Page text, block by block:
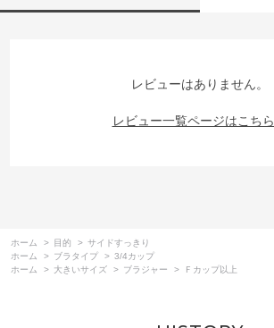
レビューはありません。
レビュー一覧ページはこちら
ホーム > 目的 > サイドすっきり
ホーム
> ブラタイプ > 3/4カップ
ホーム
> 大きいサイズ > ブラジャー > Ｆカップ以上